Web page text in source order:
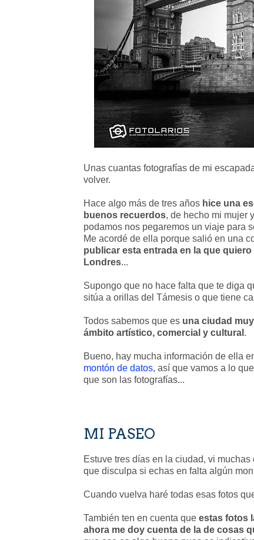
Unas cuantas fotografías de mi
volver.
Hace algo más de tres años hice una
buenos recuerdos, de hecho mi mujer
podamos nos pegaremos un viaje para
Me acordé de ella porque salió en una
publicar esta entrada en la que
Londres...
Supongo que no hace falta que te diga
sitúa a orillas del Támesis o que tiene
Todos sabemos que es una ciudad
ámbito artístico, comercial y cultural .
Bueno, hay mucha información de ella
montón de datos, así que vamos a lo
que son las fotografías...
MI PASEO
Estuve tres días en la ciudad, vi
que disculpa si echas en falta algún
Cuando vuelva haré todas esas fotos
También ten en cuenta que estas fotos
ahora me doy cuenta de la de cosas